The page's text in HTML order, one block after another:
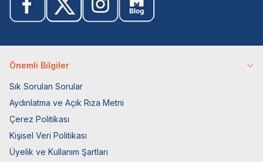
Önemli Bilgiler
Sık Sorulan Sorular
Aydınlatma ve Açık Rıza Metni
Çerez Politikası
Kişisel Veri Politikası
Üyelik ve Kullanım Şartları